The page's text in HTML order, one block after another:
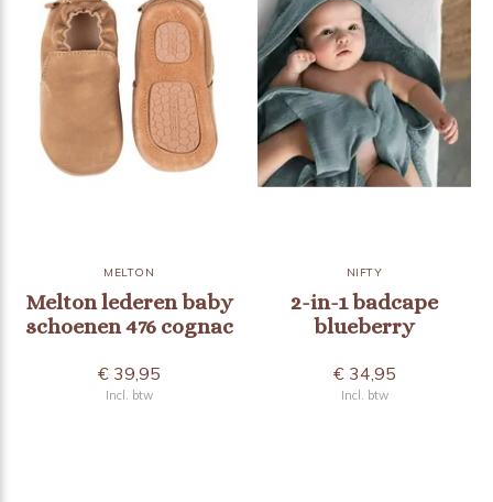
MELTON
Melton lederen baby
schoenen 476 cognac
€ 39,95
Incl. btw
NIFTY
2-in-1 badcape
blueberry
€ 34,95
Incl. btw